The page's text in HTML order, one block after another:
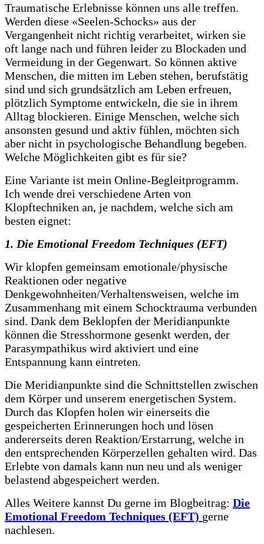
Traumatische Erlebnisse können uns alle treffen.
Werden diese «Seelen-Schocks» aus der
Vergangenheit nicht richtig verarbeitet, wirken sie
oft lange nach und führen leider zu Blockaden und
Vermeidung in der Gegenwart. So können aktive
Menschen, die mitten im Leben stehen, berufstätig
sind und sich grundsätzlich am Leben erfreuen,
plötzlich Symptome entwickeln, die sie in ihrem
Alltag blockieren. Einige Menschen, welche sich
ansonsten gesund und aktiv fühlen, möchten sich
aber nicht in psychologische Behandlung begeben.
Welche Möglichkeiten gibt es für sie?
Eine Variante ist mein Online-Begleitprogramm.
Ich wende drei verschiedene Arten von
Klopftechniken an, je nachdem, welche sich am
besten eignet:
1. Die Emotional Freedom Techniques (EFT)
Wir klopfen gemeinsam emotionale/physische
Reaktionen oder negative
Denkgewohnheiten/Verhaltensweisen, welche im
Zusammenhang mit einem Schocktrauma verbunden
sind. Dank dem Beklopfen der Meridianpunkte
können die Stresshormone gesenkt werden, der
Parasympathikus wird aktiviert und eine
Entspannung kann eintreten.
Die Meridianpunkte sind die Schnittstellen zwischen
dem Körper und unserem energetischen System.
Durch das Klopfen holen wir einerseits die
gespeicherten Erinnerungen hoch und lösen
andererseits deren Reaktion/Erstarrung, welche in
den entsprechenden Körperzellen gehalten wird. Das
Erlebte von damals kann nun neu und als weniger
belastend abgespeichert werden.
Alles Weitere kannst Du gerne im Blogbeitrag: Die
Emotional Freedom Techniques (EFT) gerne
nachlesen.